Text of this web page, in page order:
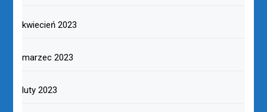
kwiecień 2023
marzec 2023
luty 2023